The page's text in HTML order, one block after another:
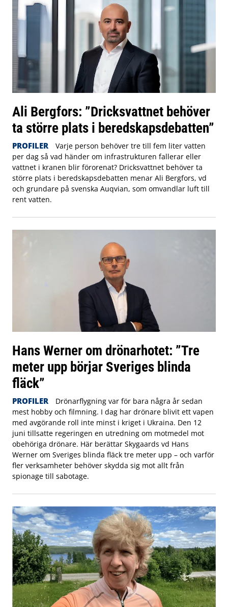
Ali Bergfors: ”Dricksvattnet behöver
ta större plats i beredskapsdebatten”
PROFILER
Varje person behöver tre till fem liter vatten
per dag så vad händer om infrastrukturen fallerar eller
vattnet i kranen blir förorenat? Dricksvattnet behöver ta
större plats i beredskapsdebatten menar Ali Bergfors, vd
och grundare på svenska Auqvian, som omvandlar luft till
rent vatten.
Hans Werner om drönarhotet: ”Tre
meter upp börjar Sveriges blinda
fläck”
PROFILER
Drönarflygning var för bara några år sedan
mest hobby och filmning. I dag har drönare blivit ett vapen
med avgörande roll inte minst i kriget i Ukraina. Den 12
juni tillsatte regeringen en utredning om motmedel mot
obehöriga drönare. Här berättar Skygaards vd Hans
Werner om Sveriges blinda fläck tre meter upp – och varför
fler verksamheter behöver skydda sig mot allt från
spionage till sabotage.